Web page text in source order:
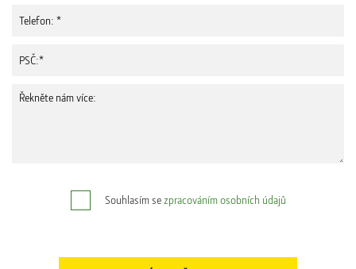
Souhlasím sezpracováním osobních údajů